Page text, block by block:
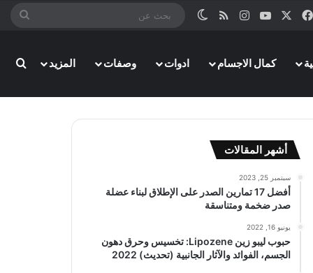
فيسبوك ‫YouTubeانستقرامملخص الموقع RSS
الوضع المظلم
بحث
كمال الاجسام ادوات وصفات المزيد
أشهر المقالات
سبتمبر 25, 2023
أفضل 17 تمارين الصدر على الإطلاق لبناء عضلة
صدر ضخمة ومتناسقة
يونيو 16, 2022
حبوب ليبو زين Lipozene: تخسيس وحرق دهون
الجسم، الفوائد والآثار الجانبية (تحديث) 2022